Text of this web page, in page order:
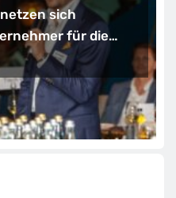
sich
für die